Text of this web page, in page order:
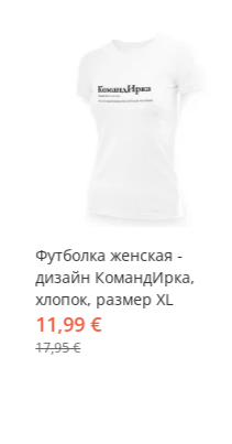
-33%
Футболка женская -
дизайн КомандИрка,
хлопок, размер XL
11,99 €
17,95 €